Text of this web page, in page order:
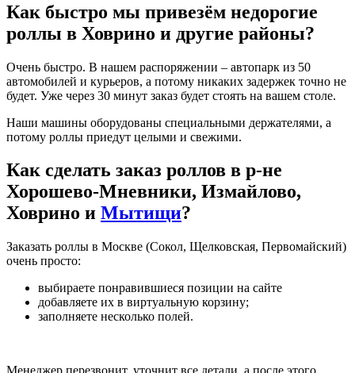
Как быстро мы привезём недорогие
роллы в Ховрино и другие районы?
Очень быстро. В нашем распоряжении – автопарк из 50
автомобилей и курьеров, а потому никаких задержек точно не
будет. Уже через 30 минут заказ будет стоять на вашем столе.
Наши машины оборудованы специальными держателями, а
потому роллы приедут целыми и свежими.
Как сделать заказ роллов в р-не
Хорошево-Мневники, Измайлово,
Ховрино и Мытищи?
Заказать роллы в Москве (Сокол, Щелковская, Первомайский)
очень просто:
выбираете понравившиеся позиции на сайте
добавляете их в виртуальную корзину;
заполняете несколько полей.